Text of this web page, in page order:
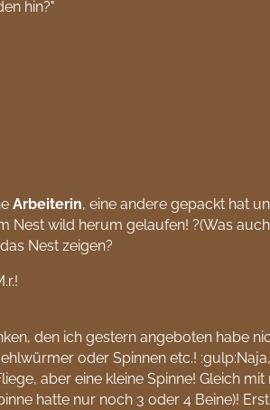
hin?"
Arbeiterin, eine andere gepackt hat
Nest wild herum gelaufen! ?(Was
Nest zeigen?
den ich gestern angeboten habe
oder Spinnen etc.!
aber eine kleine Spinne! Gleich
hatte nur noch 3 oder 4 Beine)!